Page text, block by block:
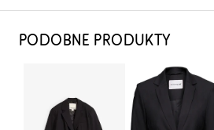
PODOBNE PRODUKTY